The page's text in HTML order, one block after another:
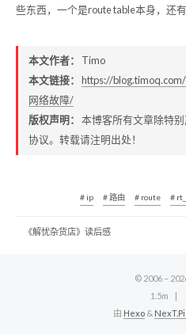
些东西，一个是route table本身，还
本文作者： Timo
本文链接：
https://
网络故障/
版权声明： 本博客所有文章除特
协议。转载请注明出处！
# ip # 路由 # route #
《解忧杂货店》读后感
© 2006 –
1.5m
由 Hexo &